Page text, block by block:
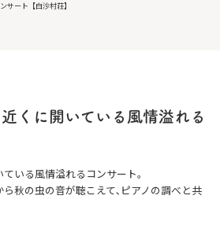
サート【白沙村荘】
くに開いている風情溢れる
いる風情溢れるコンサート。
秋の虫の音が聴こえて､ピアノの調べと共